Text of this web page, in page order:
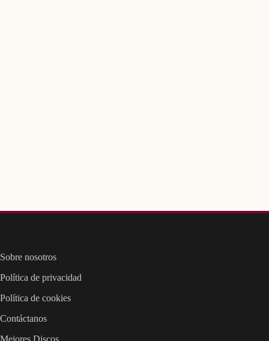
Sobre nosotros
Política de privacidad
Política de cookies
Contáctanos
Mejores Discos